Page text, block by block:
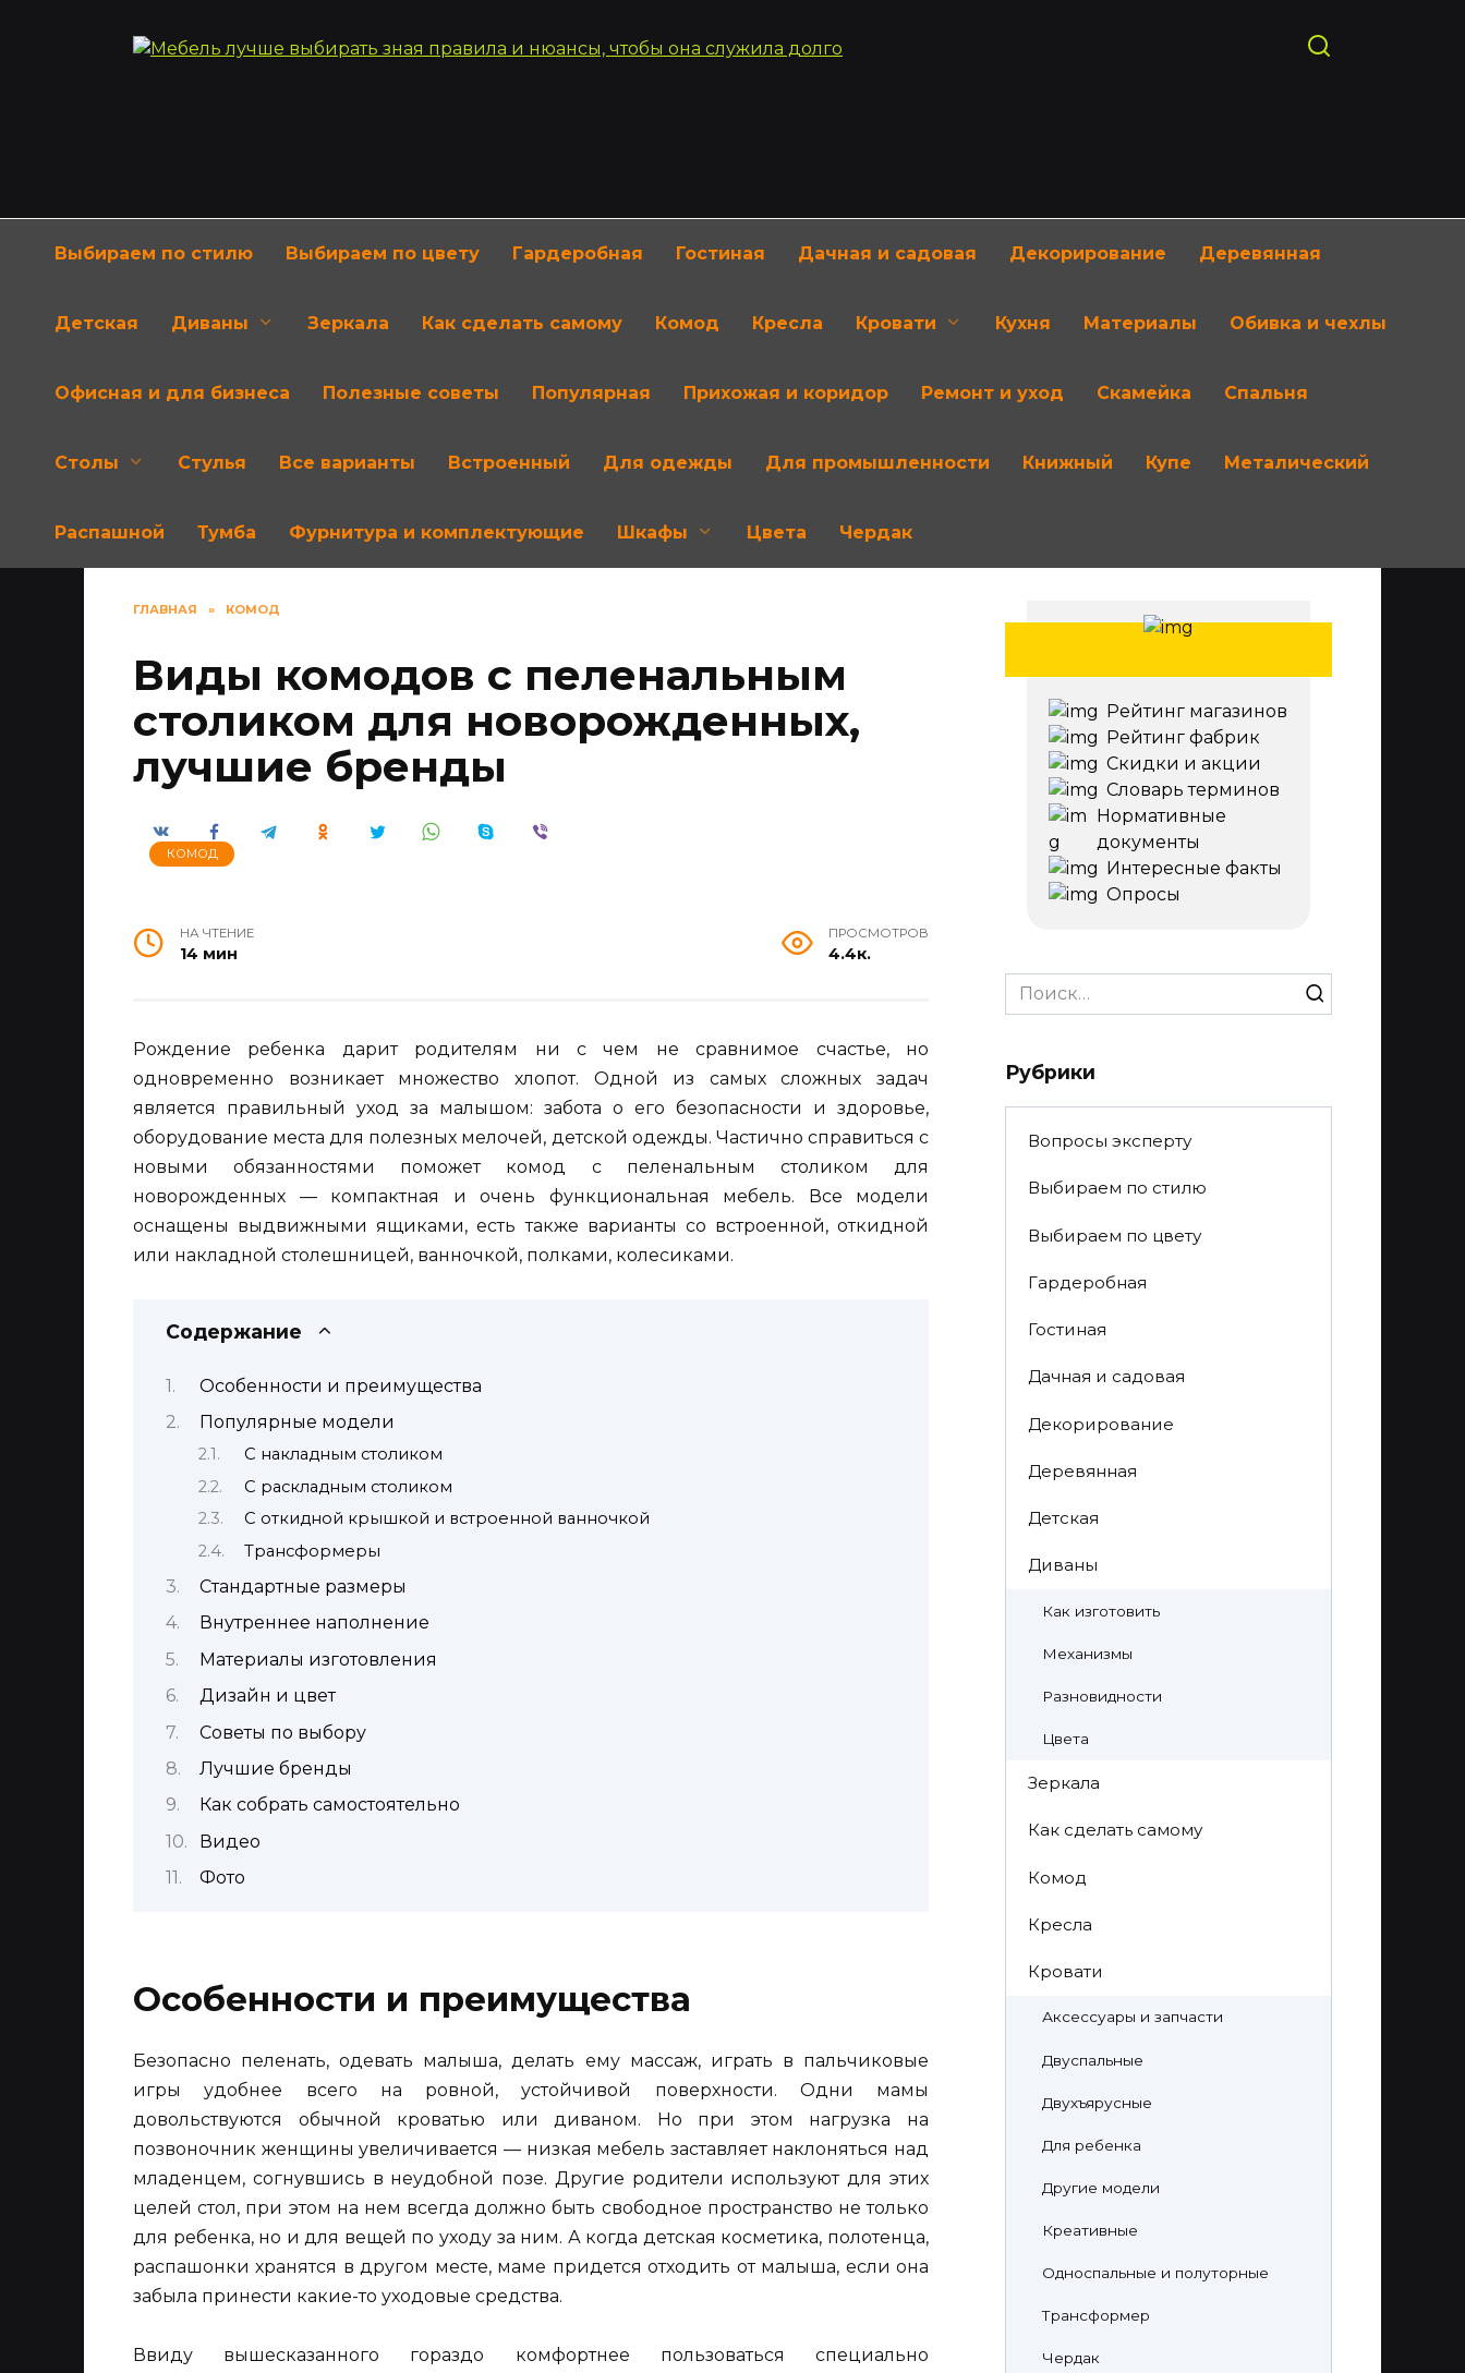
Выбираем по стилю Выбираем по цвету Гардеробная Гостиная Дачная и садовая Декорирование Деревянная
Детская Диваны Зеркала Как сделать самому Комод Кресла Кровати Кухня Материалы Обивка и чехлы
Офисная и для бизнеса Полезные советы Популярная Прихожая и коридор Ремонт и уход Скамейка Спальня
Столы Стулья Все варианты Встроенный Для одежды Для промышленности Книжный Купе Металический
Распашной Тумба Фурнитура и комплектующие Шкафы Цвета Чердак
ГЛАВНАЯ » КОМОД
Виды комодов с пеленальным
столиком для новорожденных,
лучшие бренды
КОМОД
НА ЧТЕНИЕ
14 мин
ПРОСМОТРОВ
4.4к.
Рождение ребенка дарит родителям ни с чем не сравнимое счастье, но
одновременно возникает множество хлопот. Одной из самых сложных задач
является правильный уход за малышом: забота о его безопасности и здоровье,
оборудование места для полезных мелочей, детской одежды. Частично справиться с
новыми обязанностями поможет комод с пеленальным столиком для
новорожденных — компактная и очень функциональная мебель. Все модели
оснащены выдвижными ящиками, есть также варианты со встроенной, откидной
или накладной столешницей, ванночкой, полками, колесиками.
Содержание
Особенности и преимущества
Популярные модели
С накладным столиком
С раскладным столиком
С откидной крышкой и встроенной ванночкой
Трансформеры
Стандартные размеры
Внутреннее наполнение
Материалы изготовления
Дизайн и цвет
Советы по выбору
Лучшие бренды
Как собрать самостоятельно
Видео
Фото
Особенности и преимущества
Безопасно пеленать, одевать малыша, делать ему массаж, играть в пальчиковые
игры удобнее всего на ровной, устойчивой поверхности. Одни мамы
довольствуются обычной кроватью или диваном. Но при этом нагрузка на
позвоночник женщины увеличивается — низкая мебель заставляет наклоняться над
младенцем, согнувшись в неудобной позе. Другие родители используют для этих
целей стол, при этом на нем всегда должно быть свободное пространство не только
для ребенка, но и для вещей по уходу за ним. А когда детская косметика, полотенца,
распашонки хранятся в другом месте, маме придется отходить от малыша, если она
забыла принести какие-то уходовые средства.
Ввиду вышесказанного гораздо комфортнее пользоваться специально
Рейтинг магазинов
Рейтинг фабрик
Скидки и акции
Словарь терминов
Нормативные
документы
Интересные факты
Опросы
Search
for:
Рубрики
Вопросы эксперту
Выбираем по стилю
Выбираем по цвету
Гардеробная
Гостиная
Дачная и садовая
Декорирование
Деревянная
Детская
Диваны
Как изготовить
Механизмы
Разновидности
Цвета
Зеркала
Как сделать самому
Комод
Кресла
Кровати
Аксессуары и запчасти
Двуспальные
Двухъярусные
Для ребенка
Другие модели
Креативные
Односпальные и полуторные
Трансформер
Чердак